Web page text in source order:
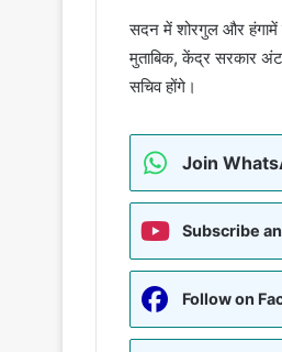
सदन में शोरगुल और हंगामें के
मुताबिक, केंद्र सरकार
सचिव होंगे।
Join
Subscribe
Follow on